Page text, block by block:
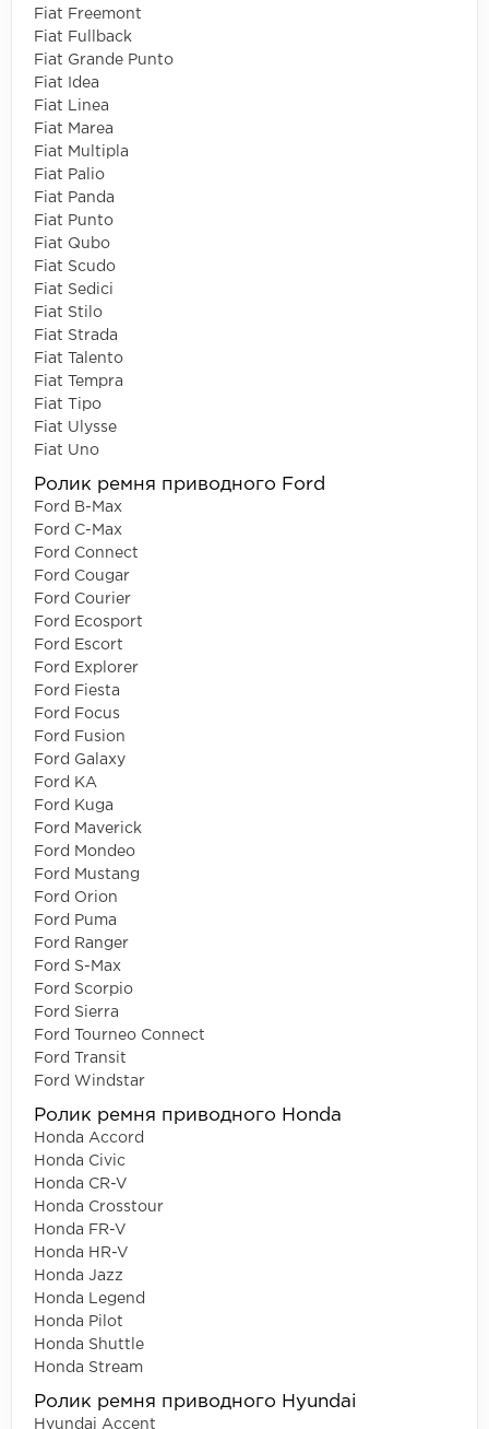
Fiat Freemont
Fiat Fullback
Fiat Grande Punto
Fiat Idea
Fiat Linea
Fiat Marea
Fiat Multipla
Fiat Palio
Fiat Panda
Fiat Punto
Fiat Qubo
Fiat Scudo
Fiat Sedici
Fiat Stilo
Fiat Strada
Fiat Talento
Fiat Tempra
Fiat Tipo
Fiat Ulysse
Fiat Uno
Ролик ремня приводного Ford
Ford B-Max
Ford C-Max
Ford Connect
Ford Cougar
Ford Courier
Ford Ecosport
Ford Escort
Ford Explorer
Ford Fiesta
Ford Focus
Ford Fusion
Ford Galaxy
Ford KA
Ford Kuga
Ford Maverick
Ford Mondeo
Ford Mustang
Ford Orion
Ford Puma
Ford Ranger
Ford S-Max
Ford Scorpio
Ford Sierra
Ford Tourneo Connect
Ford Transit
Ford Windstar
Ролик ремня приводного Honda
Honda Accord
Honda Civic
Honda CR-V
Honda Crosstour
Honda FR-V
Honda HR-V
Honda Jazz
Honda Legend
Honda Pilot
Honda Shuttle
Honda Stream
Ролик ремня приводного Hyundai
Hyundai Accent